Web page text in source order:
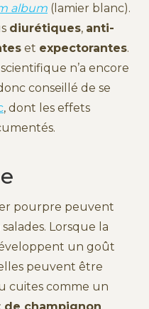
album (lamier blanc).
diurétiques, anti-
et expectorantes.
n’a encore
conseillé de se
, dont les effets
pourpre peuvent
Lorsque la
un goût
peuvent être
cuites comme un